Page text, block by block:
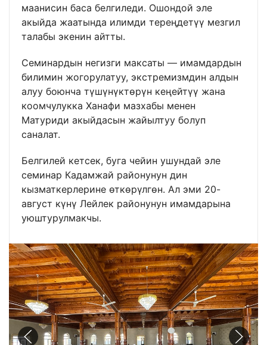
маанисин баса белгиледи. Ошондой эле
акыйда жаатында илимди тереңдетүү мезгил
талабы экенин айтты.
Семинардын негизги максаты — имамдардын
билимин жогорулатуу, экстремизмдин алдын
алуу боюнча түшүнүктөрүн кеңейтүү жана
коомчулукка Ханафи мазхабы менен
Матуриди акыйдасын жайылтуу болуп
саналат.
Белгилей кетсек, буга чейин ушундай эле
семинар Кадамжай районунун дин
кызматкерлерине өткөрүлгөн. Ал эми 20-
август күнү Лейлек районунун имамдарына
уюштурулмакчы.